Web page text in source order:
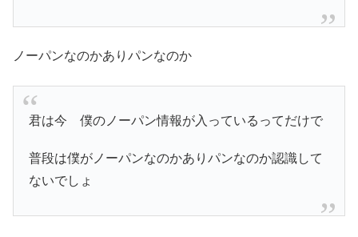
ノーパンなのかありパンなのか
君は今 僕のノーパン情報が入っているってだけで
普段は僕がノーパンなのかありパンなのか認識して
ないでしょ